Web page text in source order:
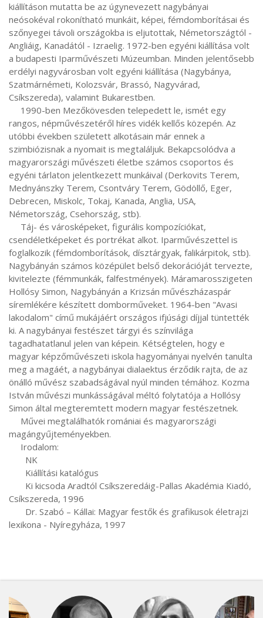
kiállításon mutatta be az úgynevezett nagybányai
neósokéval rokonítható munkáit, képei, fémdomborításai és
szőnyegei távoli országokba is eljutottak, Németországtól -
Angliáig, Kanadától - Izraelig. 1972-ben egyéni kiállítása volt
a budapesti Iparművészeti Múzeumban. Minden jelentősebb
erdélyi nagyvárosban volt egyéni kiállítása (Nagybánya,
Szatmárnémeti, Kolozsvár, Brassó, Nagyvárad,
Csíkszereda), valamint Bukarestben.
rangos, népművészetéről híres vidék kellős közepén. Az
utóbbi években született alkotásain már ennek a
szimbiózisnak a nyomait is megtaláljuk. Bekapcsolódva a
magyarországi művészeti életbe számos csoportos és
egyéni tárlaton jelentkezett munkáival (Derkovits Terem,
Mednyánszky Terem, Csontváry Terem, Gödöllő, Eger,
Debrecen, Miskolc, Tokaj, Kanada, Anglia, USA,
Németország, Csehország, stb).
csendéletképeket és portrékat alkot. Iparművészettel is
foglalkozik (fémdomborítások, dísztárgyak, falikárpitok, stb).
Nagybányán számos középület belső dekorációját tervezte,
kivitelezte (fémmunkák, falfestmények). Máramarosszigeten
Hollósy Simon, Nagybányán a Krizsán művészházaspár
síremlékére készített domborműveket. 1964-ben "Avasi
lakodalom" című mukájáért országos ifjúsági díjjal tüntették
ki. A nagybányai festészet tárgyi és színvilága
tagadhatatlanul jelen van képein. Kétségtelen, hogy e
magyar képzőművészeti iskola hagyományai nyelvén tanulta
meg a magáét, a nagybányai dialaektus érződik rajta, de az
önálló művész szabadságával nyúl minden témához. Kozma
István művészi munkásságával méltó folytatója a Hollósy
Simon által megteremtett modern magyar festészetnek.
magángyűjteményekben.
Csíkszereda, 1996
lexikona - Nyíregyháza, 1997